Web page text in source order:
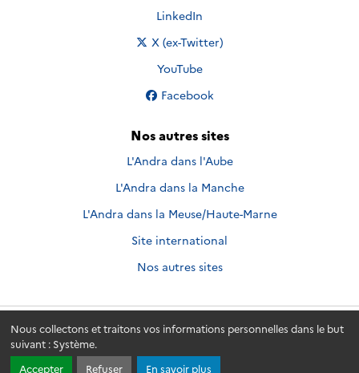
Nous collectons et traitons vos informations personnelles dans le but
suivant : Système.
Accepter
Refuser En savoir plus
Nous suivre sur
LinkedIn
Nous suivre sur
X (ex-Twitter)
Nous suivre sur
YouTube
Nous suivre sur
Facebook
Nos autres sites
L'Andra dans l'Aube
L'Andra dans la Manche
L'Andra dans la Meuse/Haute-Marne
Site international
Nos autres sites
Andra.fr © 2026 - Andra. Tous droits réservés.